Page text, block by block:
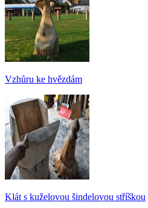
Vzhůru ke hvězdám
Klát s kuželovou šindelovou stříškou